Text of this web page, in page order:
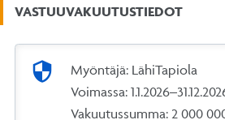
VASTUUVAKUUTUSTIEDOT
security
Myöntäjä: LähiTapiola
Voimassa:
Vakuutussumma: 2 000